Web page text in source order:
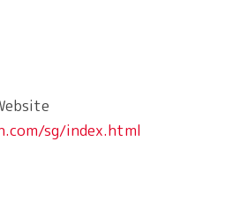
sg/index.html